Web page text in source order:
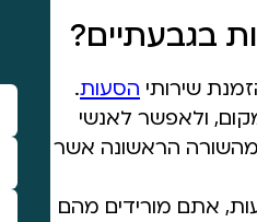
בגבעתיים?
שירותי הסעות.
ולאפשר לאנשי
הראשונה אשר
אתם מורידים מהם